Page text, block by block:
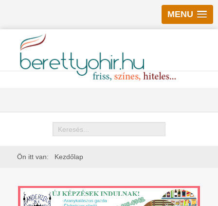
MENU
Keresés
Ön itt van: Kezdőlap